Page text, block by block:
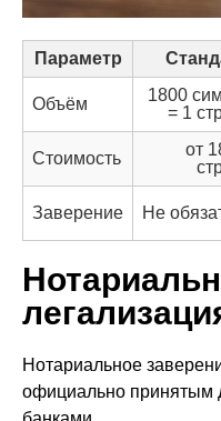
Параметр
Объём
1800
= 1
Стоимость
от
Заверение Не
Нотариальное
официально принятым